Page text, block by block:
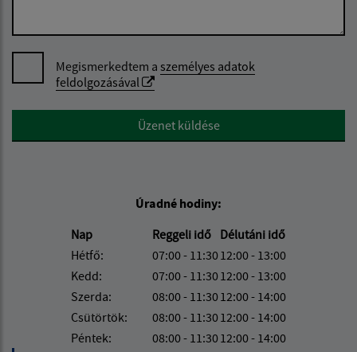
Megismerkedtem a személyes adatok
feldolgozásával
Google reCaptcha ResponseÜzenet küldése
Úradné hodiny:
Nap
Reggeli idő Délutáni idő
Hétfő:
07:00 - 11:3012:00 - 13:00
Kedd:
07:00 - 11:3012:00 - 13:00
Szerda:
08:00 - 11:3012:00 - 14:00
Csütörtök:
08:00 - 11:3012:00 - 14:00
Péntek:
08:00 - 11:3012:00 - 14:00